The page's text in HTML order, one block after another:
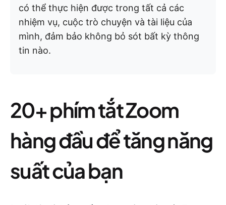
có thể thực hiện được trong tất cả các
nhiệm vụ, cuộc trò chuyện và tài liệu của
mình, đảm bảo không bỏ sót bất kỳ thông
tin nào.
20+ phím tắt Zoom
hàng đầu để tăng năng
suất của bạn